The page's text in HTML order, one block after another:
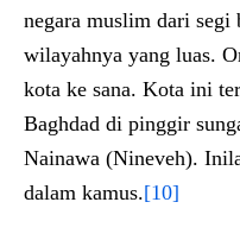
negara muslim dari segi
wilayahnya yang luas.
kota ke sana. Kota ini
Baghdad di pinggir
Nainawa (Nineveh).
dalam kamus.[10]